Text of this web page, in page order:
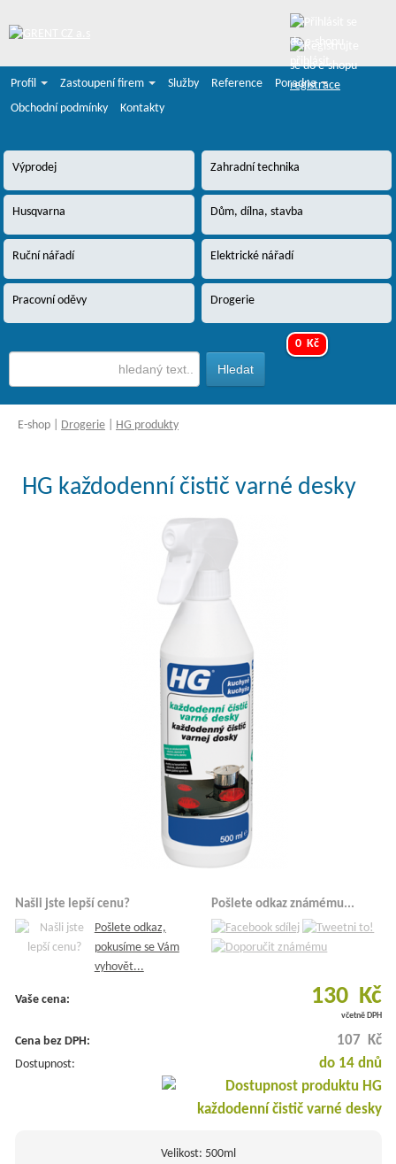
registrace
Profil
Zastoupení firem Služby Reference
Poradna
Obchodní podmínky
Kontakty
Výprodej Zahradní technika
Husqvarna Dům, dílna, stavba
Ruční nářadí Elektrické nářadí
Pracovní oděvy Drogerie
0 Kč
E-shop Drogerie HG produkty
HG každodenní čistič varné desky
Našli jste lepší cenu?
Pošlete odkaz,
pokusíme se Vám
vyhovět...
Pošlete odkaz známému...
Vaše cena: 130 Kč
včetně DPH
Cena bez DPH: 107 Kč
Dostupnost: do 14 dnů
Velikost: 500ml